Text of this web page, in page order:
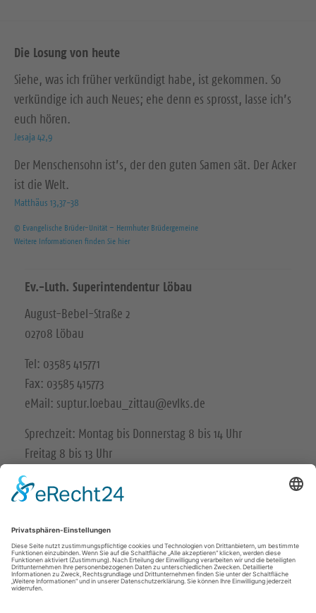
Die Losung von heute
Siehe, was ich früher verkündigt habe, ist gekommen. So
verkündige ich auch Neues; ehe denn es sprosst, lasse ich’s
euch hören.
Jesaja 42,9
Der Menschensohn ist’s, der den guten Samen sät. Der Acker
ist die Welt.
Matthäus 13,37-38
© Evangelische Brüder-Unität – Herrnhuter Brüdergemeine
Weitere Informationen finden Sie hier
Ev.-Luth. Superintendentur Löbau
August-Bebel-Straße 2
02708 Löbau
Tel: 03585 415771
Fax: 03585 415773
eMail: suptur.loebau_zittau@evlks.de
Sprechzeit: Montag bis Donnerstag 8 bis 14 Uhr
Freitag 8 bis 13 Uhr